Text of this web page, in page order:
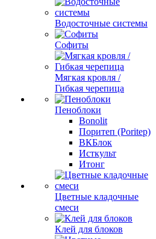
Водосточные системы
Софиты
Мягкая кровля /
Гибкая черепица
Пеноблоки
Bonolit
Поритеп (Poritep)
ВКБлок
Исткульт
Итонг
Цветные кладочные
смеси
Клей для блоков